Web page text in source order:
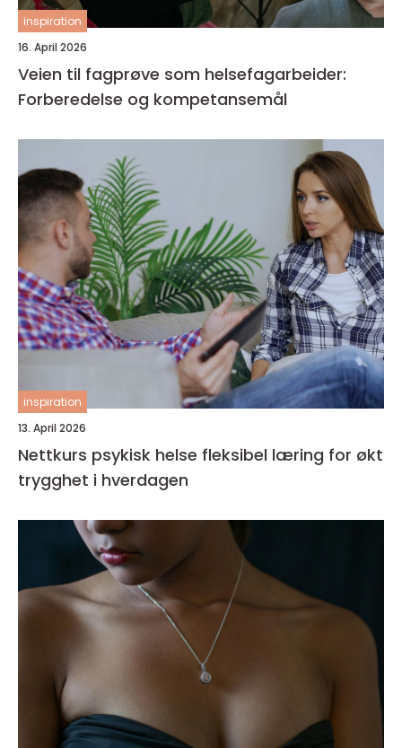
inspiration
16. April 2026
Veien til fagprøve som helsefagarbeider:
Forberedelse og kompetansemål
inspiration
13. April 2026
Nettkurs psykisk helse fleksibel læring for økt
trygghet i hverdagen